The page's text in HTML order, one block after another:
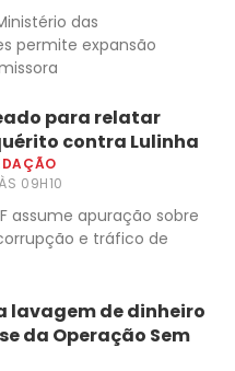
das
permite expansão
para relatar
contra Lulinha
09H10
assume apuração sobre
e tráfico de
lavagem de dinheiro
da Operação Sem